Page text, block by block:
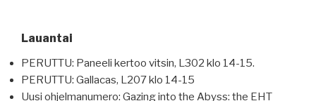
Lauantai
PERUTTU: Paneeli kertoo vitsin, L302 klo 14-15.
PERUTTU: Gallacas, L207 klo 14-15
Uusi ohjelmanumero: Gazing into the Abyss: the EHT